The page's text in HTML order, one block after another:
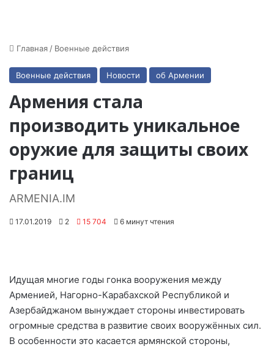
Главная / Военные действия
Военные действия Новости об Армении
Армения стала
производить уникальное
оружие для защиты своих
границ
ARMENIA.IM
17.01.2019 2 15 704 6 минут чтения
Идущая многие годы гонка вооружения между
Арменией, Нагорно-Карабахской Республикой и
Азербайджаном вынуждает стороны инвестировать
огромные средства в развитие своих вооружённых сил.
В особенности это касается армянской стороны,